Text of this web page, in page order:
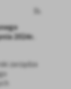
2024r.
zarządza